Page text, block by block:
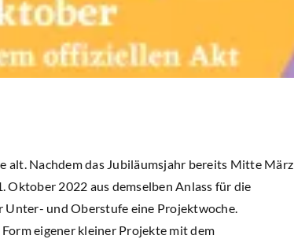
alt. Nachdem das Jubiläumsjahr bereits Mitte März
2022 aus demselben Anlass für die
Unter- und Oberstufe eine Projektwoche.
eigener kleiner Projekte mit dem